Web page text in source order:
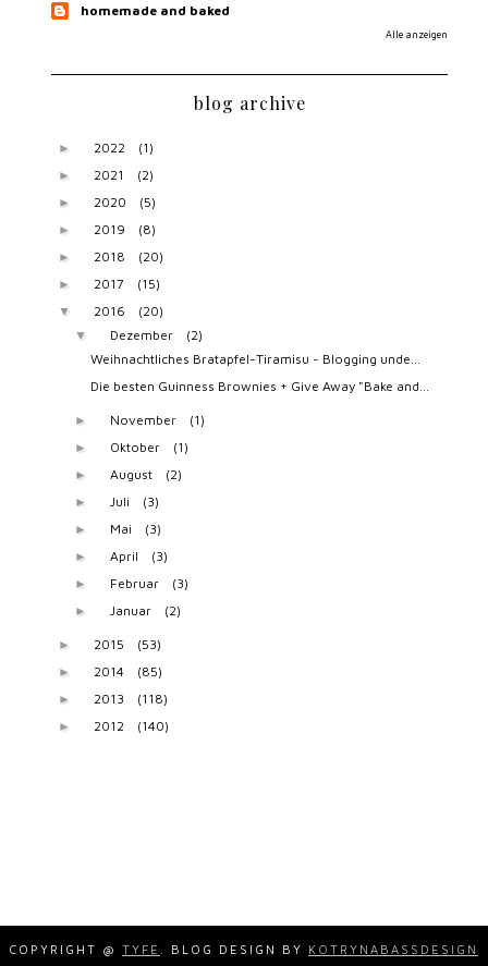
homemade and baked
Alle anzeigen
blog archive
► 2022 (1)
► 2021 (2)
► 2020 (5)
► 2019 (8)
► 2018 (20)
► 2017 (15)
▼ 2016 (20)
▼ Dezember
(2)
Weihnachtliches Bratapfel-Tiramisu - Blogging unde...
Die besten Guinness Brownies + Give Away "Bake and...
► November (1)
► Oktober (1)
► August (2)
► Juli (3)
► Mai (3)
► April (3)
► Februar (3)
► Januar (2)
► 2015 (53)
► 2014 (85)
► 2013 (118)
► 2012 (140)
COPYRIGHT @ TYFE . BLOG DESIGN BY KOTRYNABASSDESIGN